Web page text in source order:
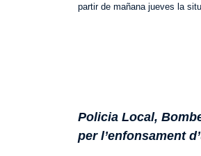
partir de mañana jueves la
Policia Local,
per l’enfonsament